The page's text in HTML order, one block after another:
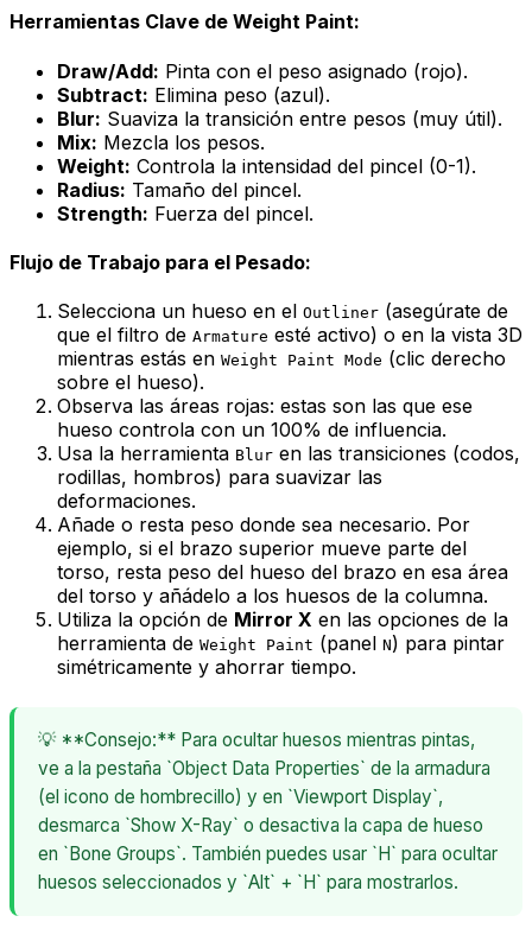
Herramientas Clave de Weight Paint:
Draw/Add: Pinta con el peso asignado (rojo).
Subtract: Elimina peso (azul).
Blur: Suaviza la transición entre pesos (muy útil).
Mix: Mezcla los pesos.
Weight: Controla la intensidad del pincel (0-1).
Radius: Tamaño del pincel.
Strength: Fuerza del pincel.
Flujo de Trabajo para el Pesado:
Selecciona un hueso en el Outliner (asegúrate de
que el filtro de Armature esté activo) o en la vista 3D
mientras estás en Weight Paint Mode (clic derecho
sobre el hueso).
Observa las áreas rojas: estas son las que ese
hueso controla con un 100% de influencia.
Usa la herramienta Blur en las transiciones (codos,
rodillas, hombros) para suavizar las
deformaciones.
Añade o resta peso donde sea necesario. Por
ejemplo, si el brazo superior mueve parte del
torso, resta peso del hueso del brazo en esa área
del torso y añádelo a los huesos de la columna.
Utiliza la opción de Mirror X en las opciones de la
herramienta de Weight Paint (panel N) para pintar
simétricamente y ahorrar tiempo.
💡 **Consejo:** Para ocultar huesos mientras pintas,
ve a la pestaña `Object Data Properties` de la armadura
(el icono de hombrecillo) y en `Viewport Display`,
desmarca `Show X-Ray` o desactiva la capa de hueso
en `Bone Groups`. También puedes usar `H` para ocultar
huesos seleccionados y `Alt` + `H` para mostrarlos.